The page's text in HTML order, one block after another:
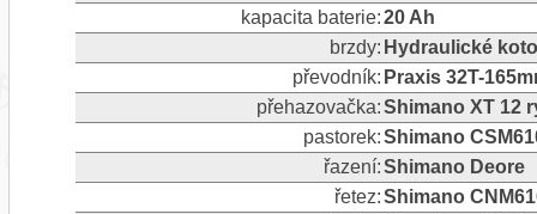
kapacita baterie:20 Ah
brzdy: Hydraulické
převodník: Praxis 32T-
přehazovačka:Shimano XT 12
pastorek:Shimano
řazení:Shimano Deore
řetez:Shimano